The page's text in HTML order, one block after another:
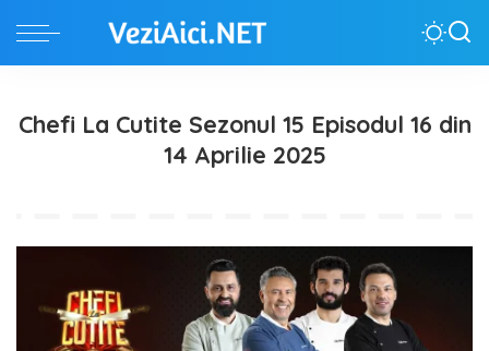
Chefi La Cutite Sezonul 15 Episodul 16 din
14 Aprilie 2025